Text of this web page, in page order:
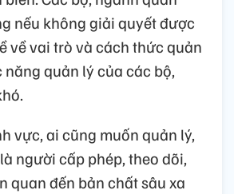
nếu không giải quyết được
về vai trò và cách thức quản
quản lý của các bộ,
vực, ai cũng muốn quản lý,
người cấp phép, theo dõi,
quan đến bản chất sâu xa